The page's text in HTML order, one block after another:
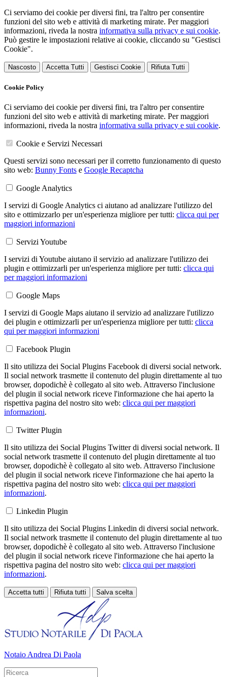
Ci serviamo dei cookie per diversi fini, tra l'altro per consentire
funzioni del sito web e attività di marketing mirate. Per maggiori
informazioni, riveda la nostra informativa sulla privacy e sui cookie.
Può gestire le impostazioni relative ai cookie, cliccando su "Gestisci
Cookie".
Nascosto Accetta Tutti Gestisci Cookie Rifiuta Tutti
Cookie Policy
Ci serviamo dei cookie per diversi fini, tra l'altro per consentire
funzioni del sito web e attività di marketing mirate. Per maggiori
informazioni, riveda la nostra informativa sulla privacy e sui cookie.
Cookie e Servizi Necessari
Questi servizi sono necessari per il corretto funzionamento di questo
sito web: Bunny Fonts e Google Recaptcha
Google Analytics
I servizi di Google Analytics ci aiutano ad analizzare l'utilizzo del
sito e ottimizzarlo per un'esperienza migliore per tutti: clicca qui per
maggiori informazioni
Servizi Youtube
I servizi di Youtube aiutano il servizio ad analizzare l'utilizzo dei
plugin e ottimizzarli per un'esperienza migliore per tutti: clicca qui
per maggiori informazioni
Google Maps
I servizi di Google Maps aiutano il servizio ad analizzare l'utilizzo
dei plugin e ottimizzarli per un'esperienza migliore per tutti: clicca
qui per maggiori informazioni
Facebook Plugin
Il sito utilizza dei Social Plugins Facebook di diversi social network.
Il social network trasmette il contenuto del plugin direttamente al tuo
browser, dopodichè è collegato al sito web. Attraverso l'inclusione
del plugin il social network riceve l'informazione che hai aperto la
rispettiva pagina del nostro sito web: clicca qui per maggiori
informazioni.
Twitter Plugin
Il sito utilizza dei Social Plugins Twitter di diversi social network. Il
social network trasmette il contenuto del plugin direttamente al tuo
browser, dopodichè è collegato al sito web. Attraverso l'inclusione
del plugin il social network riceve l'informazione che hai aperto la
rispettiva pagina del nostro sito web: clicca qui per maggiori
informazioni.
Linkedin Plugin
Il sito utilizza dei Social Plugins Linkedin di diversi social network.
Il social network trasmette il contenuto del plugin direttamente al tuo
browser, dopodichè è collegato al sito web. Attraverso l'inclusione
del plugin il social network riceve l'informazione che hai aperto la
rispettiva pagina del nostro sito web: clicca qui per maggiori
informazioni.
Accetta tutti Rifiuta tutti Salva scelta
Notaio Andrea Di Paola